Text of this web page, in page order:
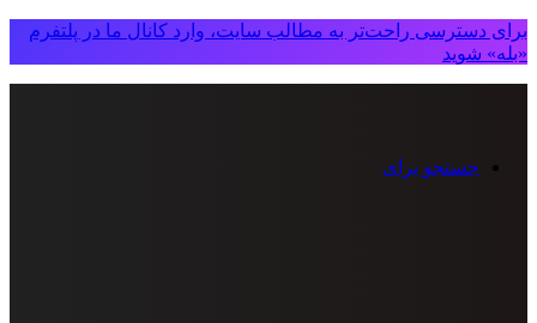
برای دسترسی راحت‌تر به مطالب سایت، وارد کانال ما در پلتفرم
«بله» شوید
جستجو برای